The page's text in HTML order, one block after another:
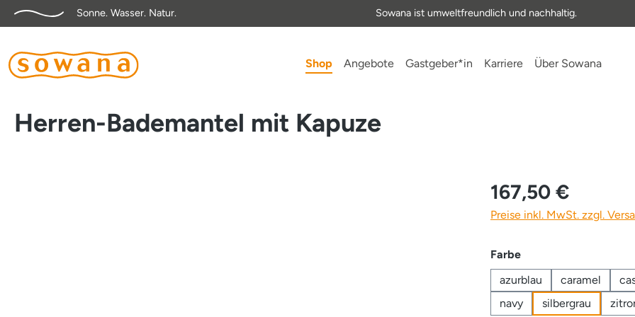
Zur Hauptnavigation springen
Sonne. Wasser. Natur. Sowana ist umweltfreundlich und nachhaltig.
Shop Angebote Gastgeber*in Karriere Über Sowana
Herren-Bademantel mit Kapuze
167,50 €
Preise inkl. MwSt. zzgl.
Farbeauswählen
azurblau
caramel
navy
silbergrau